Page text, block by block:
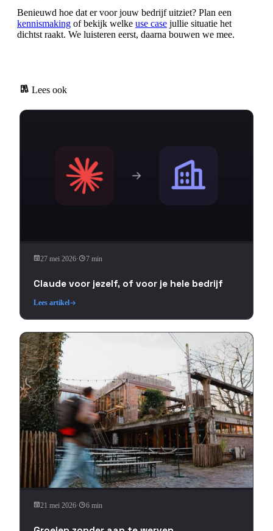
Benieuwd hoe dat er voor jouw bedrijf uitziet? Plan een
kennismaking of bekijk welke use case jullie situatie het
dichtst raakt. We luisteren eerst, daarna bouwen we mee.
Lees ook
27 mei 2026· 7 min
Claude voor jezelf, of voor je hele bedrijf
Lees artikel
21 mei 2026· 6 min